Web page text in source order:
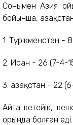
Сонымен Азия
бойынша,
1. Түрікменстан -
2. Иран - 26 (7-4-
3. Қазақстан - 22
Айта кетейік,
орында болған еді.